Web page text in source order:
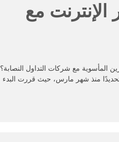
مع
مع شركات التداول النصابة؟
منذ شهر مارس، حيث قررت البدء